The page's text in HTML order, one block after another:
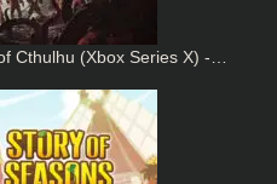
Cthulhu (Xbox Series X) -…